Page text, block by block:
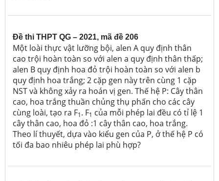
Đề thi THPT QG – 2021, mã đề 206
Một loài thực vật lưỡng bội, alen A quy định thân
cao trội hoàn toàn so với alen a quy định thân thấp;
alen B quy định hoa đỏ trội hoàn toàn so với alen b
quy định hoa trắng; 2 cặp gen này trên cùng 1 cặp
NST và không xảy ra hoán vị gen. Thế hệ P: Cây thân
cao, hoa trắng thuần chủng thụ phấn cho các cây
cùng loài, tạo ra F1. F1 của mỗi phép lai đều có tỉ lệ 1
cây thân cao, hoa đỏ :1 cây thân cao, hoa trắng.
Theo lí thuyết, dựa vào kiểu gen của P, ở thế hệ P có
tối đa bao nhiêu phép lai phù hợp?